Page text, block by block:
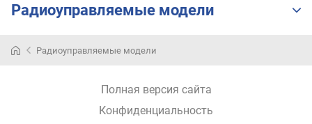
м
п
Радиоуправляемые модели
Радиоуправляемые модели
Полная версия сайта
Конфиденциальность